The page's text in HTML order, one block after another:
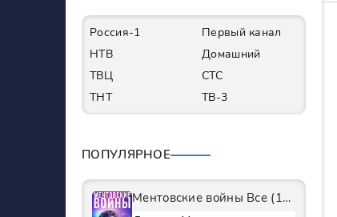
Россия-1
Первый канал
НТВ
Домашний
ТВЦ
СТС
ТНТ
ТВ-3
ПОПУЛЯРНОЕ
Ментовские войны Все (1-11 Сезоны) подряд Сериал